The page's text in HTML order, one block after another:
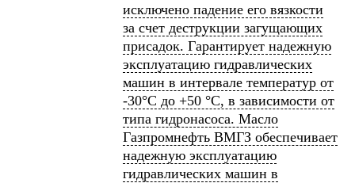
исключено падение его вязкости
за счет деструкции загущающих
присадок. Гарантирует надежную
эксплуатацию гидравлических
машин в интервале температур от
-30°С до +50 °С, в зависимости от
типа гидронасоса. Масло
Газпромнефть ВМГЗ обеспечивает
надежную эксплуатацию
гидравлических машин в